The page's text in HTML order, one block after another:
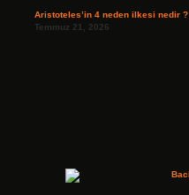
Aristoteles’in 4 neden ilkesi nedir ?
Temmuz 21, 2026